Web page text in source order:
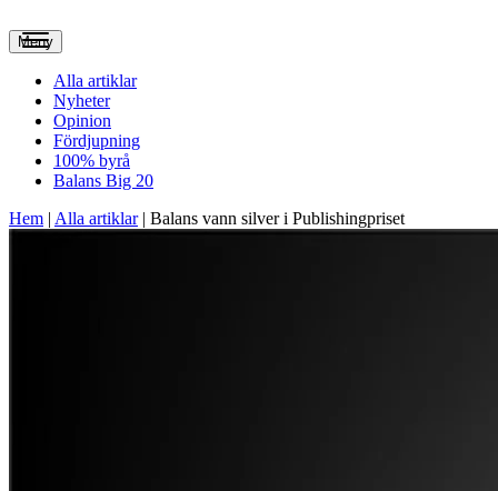
Meny
Alla artiklar
Nyheter
Opinion
Fördjupning
100% byrå
Balans Big 20
Hem | Alla artiklar| Balans vann silver i Publishingpriset